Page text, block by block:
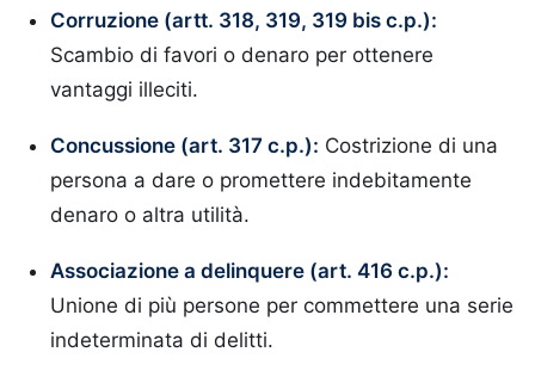
Corruzione (artt. 318, 319, 319 bis c.p.):
Scambio di favori o denaro per ottenere
vantaggi illeciti.
Concussione (art. 317 c.p.): Costrizione di una
persona a dare o promettere indebitamente
denaro o altra utilità.
Associazione a delinquere (art. 416 c.p.):
Unione di più persone per commettere una serie
indeterminata di delitti.